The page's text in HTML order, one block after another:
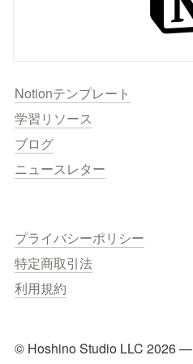
Notionテンプレート
学習リソース
ブログ
ニュースレター
プライバシーポリシー
特定商取引法
利用規約
© Hoshino Studio LLC 2026 —